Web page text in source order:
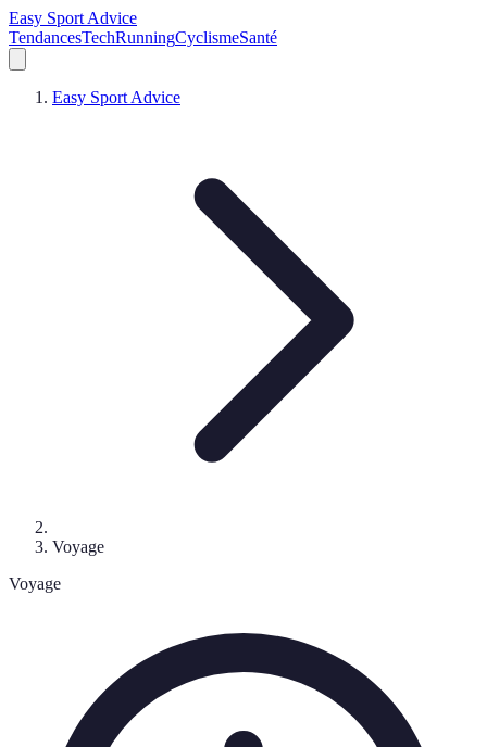
Easy Sport Advice
TendancesTechRunningCyclismeSanté
Easy Sport Advice
Voyage
Voyage